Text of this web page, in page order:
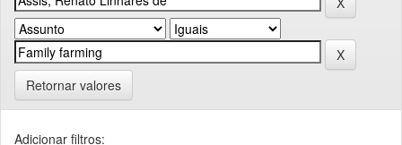
Retornar valores
Adicionar filtros: